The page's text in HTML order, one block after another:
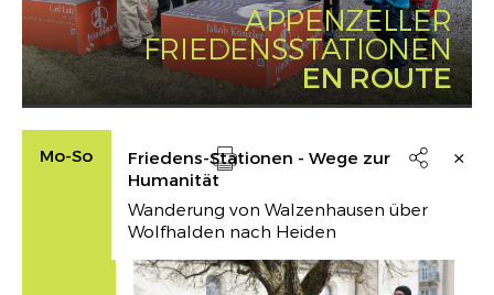
APPENZELLER
FRIEDENSSTATIONEN
EN ROUTE
Mo-So
Friedens-Stationen - Wege zur
Humanität

Wanderung von Walzenhausen über
Wolfhalden nach Heiden